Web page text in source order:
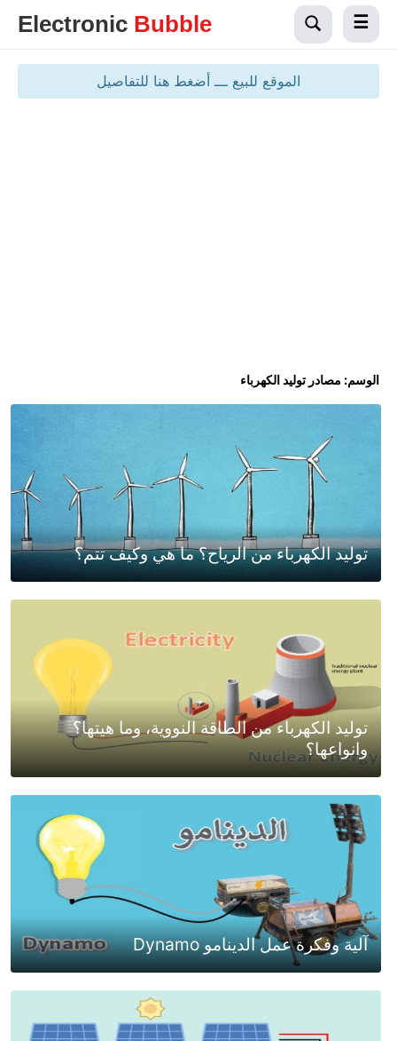
Electronic Bubble
الموقع للبيع ـــ أضغط هنا للتفاصيل
الوسم: مصادر توليد الكهرباء
توليد الكهرباء من الرياح؟ ما هي وكيف تتم؟
توليد الكهرباء من الطاقة النووية، وما هيتها؟
وانواعها؟
آلية وفكرة عمل الدينامو Dynamo